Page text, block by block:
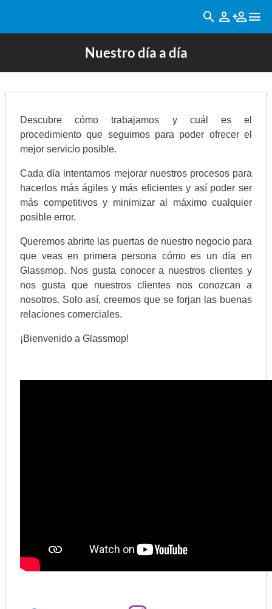
Nuestro día a día
Descubre cómo trabajamos y cuál es el
procedimiento que seguimos para poder ofrecer el
mejor servicio posible.
Cada día intentamos mejorar nuestros procesos para
hacerlos más ágiles y más eficientes y así poder ser
más competitivos y minimizar al máximo cualquier
posible error.
Queremos abrirte las puertas de nuestro negocio para
que veas en primera persona cómo es un día en
Glassmop. Nos gusta conocer a nuestros clientes y
nos gusta que nuestros clientes nos conozcan a
nosotros. Solo así, creemos que se forjan las buenas
relaciones comerciales.
¡Bienvenido a Glassmop!